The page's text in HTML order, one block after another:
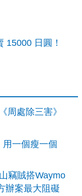
15000 日圓！
周處除三害》
用一個瘦一個
竊賊搭Waymo
辦案最大阻礙